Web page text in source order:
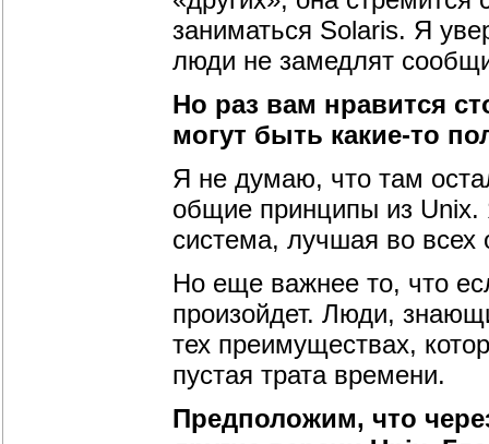
заниматься Solaris. Я
люди не замедлят
Но раз вам нравится
могут быть какие-то
Я не думаю, что там
общие принципы из Unix.
система, лучшая во всех
Но еще важнее то, что
произойдет. Люди,
тех преимуществах,
пустая трата времени.
Предположим, что